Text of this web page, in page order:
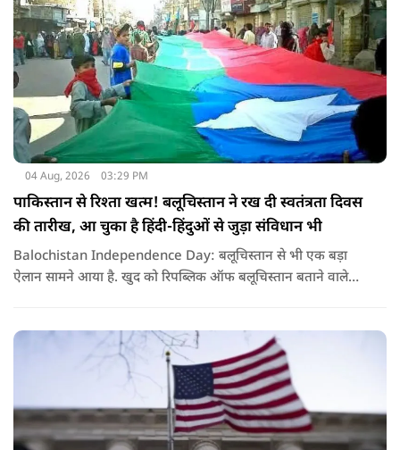
04 Aug, 2026 03:29 PM
पाकिस्तान से रिश्ता खत्म! बलूचिस्तान ने रख दी स्वतंत्रता दिवस
की तारीख, आ चुका है हिंदी-हिंदुओं से जुड़ा संविधान भी
Balochistan Independence Day: बलूचिस्तान से भी एक बड़ा
ऐलान सामने आया है. खुद को रिपब्लिक ऑफ बलूचिस्तान बताने वाले